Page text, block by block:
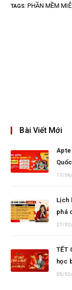
TAGS: PHẦN MỀM
Bài Viết Mới
17/
Lịch
phá
27/
TẾT
học
05/